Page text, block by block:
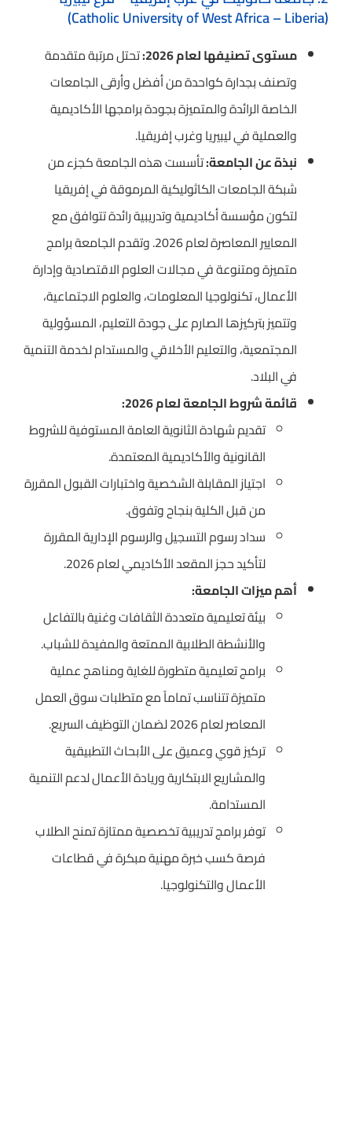
(Catholic University of West Africa – Liberia)
مستوى تصنيفها لعام 2026:
تحتل مرتبة متقدمة
وتصنف بجدارة كواحدة من أفضل وأرقى الجامعات
الخاصة الرائدة والمتميزة بجودة برامجها الأكاديمية
والعملية في ليبيريا وغرب إفريقيا.
نبذة عن الجامعة:تأسست هذه الجامعة كجزء من
شبكة الجامعات الكاثوليكية المرموقة في إفريقيا
لتكون مؤسسة أكاديمية وتدريبية رائدة تتوافق مع
المعايير المعاصرة لعام 2026. وتقدم الجامعة برامج
متميزة ومتنوعة في مجالات العلوم الاقتصادية وإدارة
الأعمال، تكنولوجيا المعلومات، والعلوم الاجتماعية،
وتتميز بتركيزها الصارم على جودة التعليم، المسؤولية
المجتمعية، والتعليم الأخلاقي والمستدام لخدمة التنمية
في البلاد.
قائمة شروط الجامعة لعام 2026:
تقديم شهادة الثانوية العامة المستوفية للشروط
القانونية والأكاديمية المعتمدة.
اجتياز المقابلة الشخصية واختبارات القبول المقررة
من قبل الكلية بنجاح وتفوق.
سداد رسوم التسجيل والرسوم الإدارية المقررة
لتأكيد حجز المقعد الأكاديمي لعام 2026.
أهم ميزات الجامعة:
بيئة تعليمية متعددة الثقافات وغنية بالتفاعل
والأنشطة الطلابية الممتعة والمفيدة للشباب.
برامج تعليمية متطورة للغاية ومناهج عملية
متميزة تتناسب تماماً مع متطلبات سوق العمل
المعاصر لعام 2026 لضمان التوظيف السريع.
تركيز قوي وعميق على الأبحاث التطبيقية
والمشاريع الابتكارية وريادة الأعمال لدعم التنمية
المستدامة.
توفر برامج تدريبية تخصصية ممتازة تمنح الطلاب
فرصة كسب خبرة مهنية مبكرة في قطاعات
الأعمال والتكنولوجيا.